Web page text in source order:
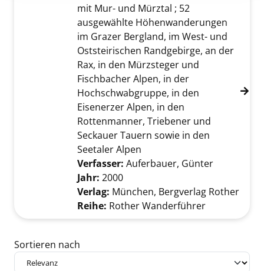
mit Mur- und Mürztal ; 52
ausgewählte Höhenwanderungen
im Grazer Bergland, im West- und
Oststeirischen Randgebirge, an der
Rax, in den Mürzsteger und
Fischbacher Alpen, in der
Hochschwabgruppe, in den
Eisenerzer Alpen, in den
Rottenmanner, Triebener und
Seckauer Tauern sowie in den
Seetaler Alpen
Verfasser: Auferbauer, Günter
Jahr: 2000
Verlag: München, Bergverlag Rother
Reihe: Rother Wanderführer
Zu den Suchfiltern springen
Sortieren nach